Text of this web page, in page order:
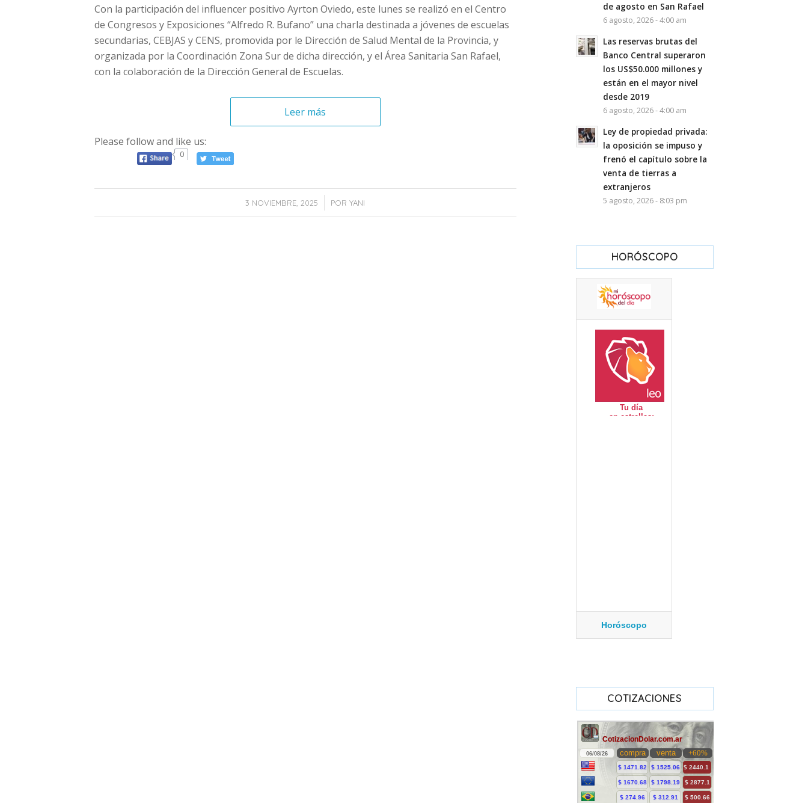
Con la participación del influencer positivo Ayrton Oviedo, este lunes se realizó en el Centro
de Congresos y Exposiciones “Alfredo R. Bufano” una charla destinada a jóvenes de escuelas
secundarias, CEBJAS y CENS, promovida por le Dirección de Salud Mental de la Provincia, y
organizada por la Coordinación Zona Sur de dicha dirección, y el Área Sanitaria San Rafael,
con la colaboración de la Dirección General de Escuelas.
Leer más
Please follow and like us:
0
3 NOVIEMBRE, 2025
/ PORYANI
de agosto en San Rafael
6 agosto, 2026 - 4:00 am
Las reservas brutas del
Banco Central superaron
los US$50.000 millones y
están en el mayor nivel
desde 2019
6 agosto, 2026 - 4:00 am
Ley de propiedad privada:
la oposición se impuso y
frenó el capítulo sobre la
venta de tierras a
extranjeros
5 agosto, 2026 - 8:03 pm
HORÓSCOPO
Horóscopo
COTIZACIONES